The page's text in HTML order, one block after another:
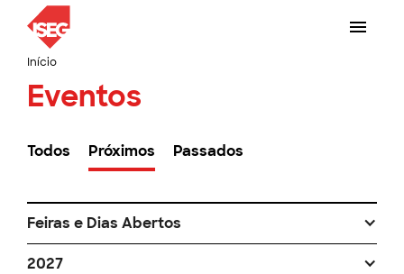
Início
Eventos
Todos Próximos Passados
Feiras e Dias Abertos
2027